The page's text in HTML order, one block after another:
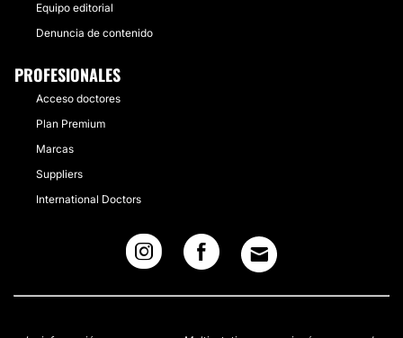
Equipo editorial
Denuncia de contenido
PROFESIONALES
Acceso doctores
Plan Premium
Marcas
Suppliers
International Doctors